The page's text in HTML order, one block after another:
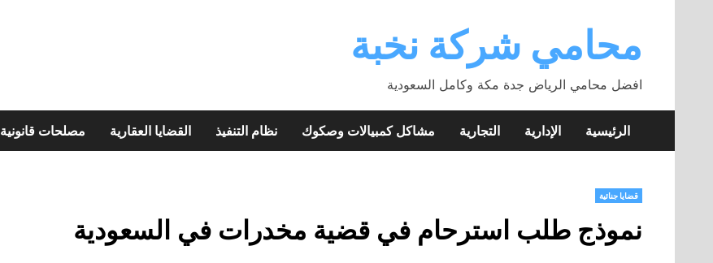
contentمحامي شركة نخبة
افضل محامي الرياض جدة مكة وكامل السعودية
الرئيسية الإدارية التجارية مشاكل كمبيالات وصكوك نظام التنفيذ القضايا العقارية مصلحات قانونية
قضايا جنائية
نموذج طلب استرحام في قضية مخدرات في السعودية